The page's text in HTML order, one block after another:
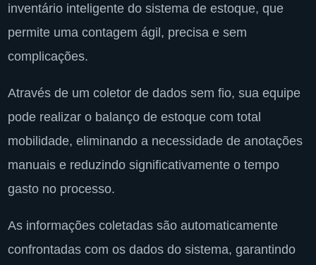
inventário inteligente do sistema de estoque, que
permite uma contagem ágil, precisa e sem
complicações.
Através de um coletor de dados sem fio, sua equipe
pode realizar o balanço de estoque com total
mobilidade, eliminando a necessidade de anotações
manuais e reduzindo significativamente o tempo
gasto no processo.
As informações coletadas são automaticamente
confrontadas com os dados do sistema, garantindo